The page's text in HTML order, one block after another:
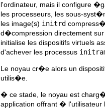
l'ordinateur, mais il configure
les processeurs, les sous-
les image(s) initrd
d�compression directement
initialise les dispositifs virtuels
d'achever les processus
Le noyau cr�e alors un
utilis�e.
� ce stade, le noyau est
application offrant �